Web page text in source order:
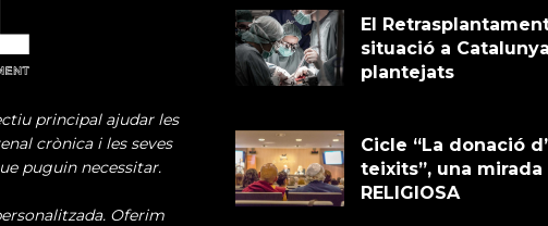
principal ajudar les
crònica i les seves
puguin necessitar.
Oferim
El
situació a Catalunya
plantejats
Cicle “La donació
teixits”, una mirada
RELIGIOSA